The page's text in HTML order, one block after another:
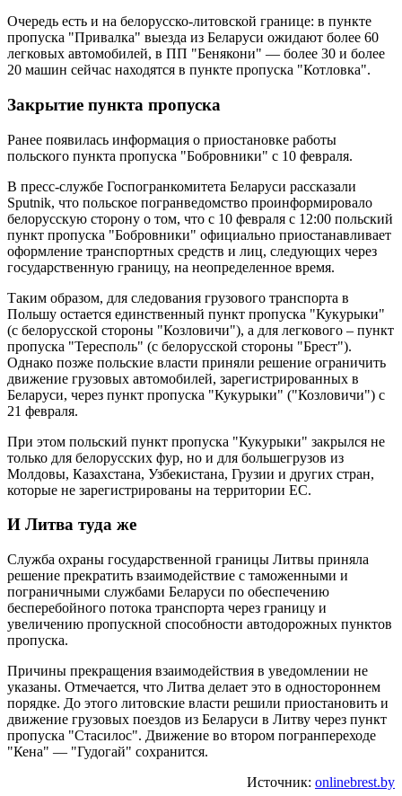
Очередь есть и на белорусско-литовской границе: в пункте
пропуска "Привалка" выезда из Беларуси ожидают более 60
легковых автомобилей, в ПП "Бенякони" — более 30 и более
20 машин сейчас находятся в пункте пропуска "Котловка".
Закрытие пункта пропуска
Ранее появилась информация о приостановке работы
польского пункта пропуска "Бобровники" с 10 февраля.
В пресс-службе Госпогранкомитета Беларуси рассказали
Sputnik, что польское погранведомство проинформировало
белорусскую сторону о том, что с 10 февраля с 12:00 польский
пункт пропуска "Бобровники" официально приостанавливает
оформление транспортных средств и лиц, следующих через
государственную границу, на неопределенное время.
Таким образом, для следования грузового транспорта в
Польшу остается единственный пункт пропуска "Кукурыки"
(с белорусской стороны "Козловичи"), а для легкового – пункт
пропуска "Тересполь" (с белорусской стороны "Брест").
Однако позже польские власти приняли решение ограничить
движение грузовых автомобилей, зарегистрированных в
Беларуси, через пункт пропуска "Кукурыки" ("Козловичи") с
21 февраля.
При этом польский пункт пропуска "Кукурыки" закрылся не
только для белорусских фур, но и для большегрузов из
Молдовы, Казахстана, Узбекистана, Грузии и других стран,
которые не зарегистрированы на территории ЕС.
И Литва туда же
Служба охраны государственной границы Литвы приняла
решение прекратить взаимодействие с таможенными и
пограничными службами Беларуси по обеспечению
бесперебойного потока транспорта через границу и
увеличению пропускной способности автодорожных пунктов
пропуска.
Причины прекращения взаимодействия в уведомлении не
указаны. Отмечается, что Литва делает это в одностороннем
порядке. До этого литовские власти решили приостановить и
движение грузовых поездов из Беларуси в Литву через пункт
пропуска "Стасилос". Движение во втором погранпереходе
"Кена" — "Гудогай" сохранится.
Источник: onlinebrest.by